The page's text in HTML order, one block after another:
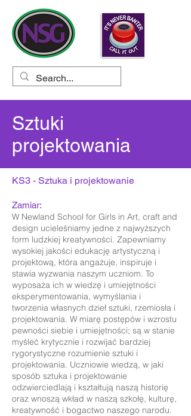
Sztuki
projektowania
KS3 - Sztuka i projektowanie
Zamiar:
W Newland School for Girls in Art, craft and
design ucieleśniamy jedne z najwyższych
form ludzkiej kreatywności. Zapewniamy
wysokiej jakości edukację artystyczną i
projektową, która angażuje, inspiruje i
stawia wyzwania naszym uczniom. To
wyposaża ich w wiedzę i umiejętności
eksperymentowania, wymyślania i
tworzenia własnych dzieł sztuki, rzemiosła i
projektowania. W miarę postępów i wzrostu
pewności siebie i umiejętności; są w stanie
myśleć krytycznie i rozwijać bardziej
rygorystyczne rozumienie sztuki i
projektowania. Uczniowie wiedzą, w jaki
sposób sztuka i projektowanie
odzwierciedlają i kształtują naszą historię
oraz wnoszą wkład w naszą szkołę, kulturę,
kreatywność i bogactwo naszego narodu.